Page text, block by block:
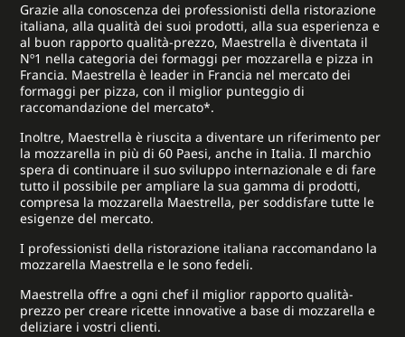
Grazie alla conoscenza dei professionisti della ristorazione
italiana, alla qualità dei suoi prodotti, alla sua esperienza e
al buon rapporto qualità-prezzo, Maestrella è diventata il
Nº1 nella categoria dei formaggi per mozzarella e pizza in
Francia. Maestrella è leader in Francia nel mercato dei
formaggi per pizza, con il miglior punteggio di
raccomandazione del mercato*.
Inoltre, Maestrella è riuscita a diventare un riferimento per
la mozzarella in più di 60 Paesi, anche in Italia. Il marchio
spera di continuare il suo sviluppo internazionale e di fare
tutto il possibile per ampliare la sua gamma di prodotti,
compresa la mozzarella Maestrella, per soddisfare tutte le
esigenze del mercato.
I professionisti della ristorazione italiana raccomandano la
mozzarella Maestrella e le sono fedeli.
Maestrella offre a ogni chef il miglior rapporto qualità-
prezzo per creare ricette innovative a base di mozzarella e
deliziare i vostri clienti.